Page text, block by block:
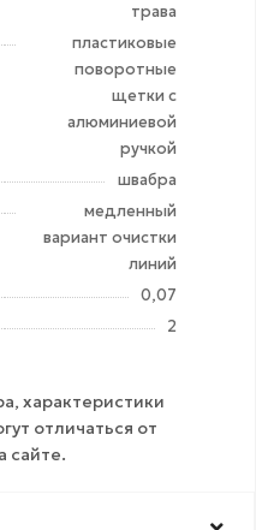
трава
пластиковые
поворотные
щетки с
алюминиевой
ручкой
швабра
медленный
вариант очистки
линий
0,07
2
характеристики
отличаться от
сайте.